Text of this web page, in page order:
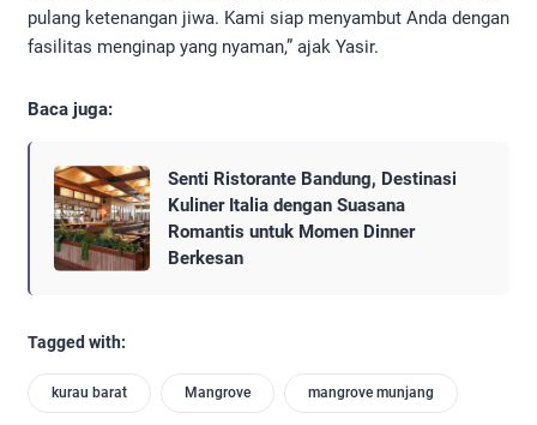
pulang ketenangan jiwa. Kami siap menyambut Anda dengan
fasilitas menginap yang nyaman,” ajak Yasir.
Baca juga:
Senti Ristorante Bandung, Destinasi
Kuliner Italia dengan Suasana
Romantis untuk Momen Dinner
Berkesan
Tagged with:
kurau barat Mangrove mangrove munjang